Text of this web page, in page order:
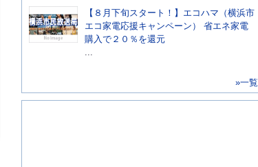
【８月下旬スタート！】エコハマ（横浜市
エコ家電応援キャンペーン） 省エネ家電
購入で２０％を還元
...
»一覧